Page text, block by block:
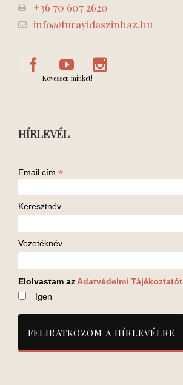
+36 70 607 2620
info@turayidaszinhaz.hu
Kövessen minket!
HÍRLEVÉL
Email cím *
Keresztnév
Vezetéknév
Elolvastam az Adatvédelmi Tájékoztatót
Igen